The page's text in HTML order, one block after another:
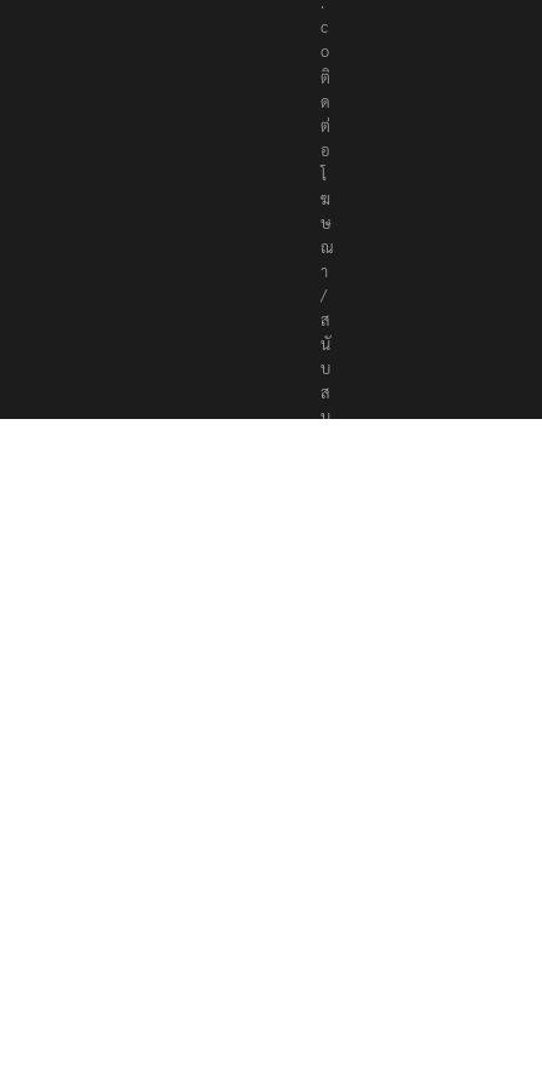
r
s
.
c
o
ติ
ด
ต่
อ
โ
ฆ
ษ
ณ
า
/
ส
นั
บ